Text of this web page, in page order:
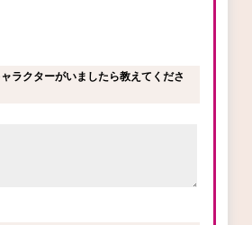
ラクターがいましたら教えてくださ